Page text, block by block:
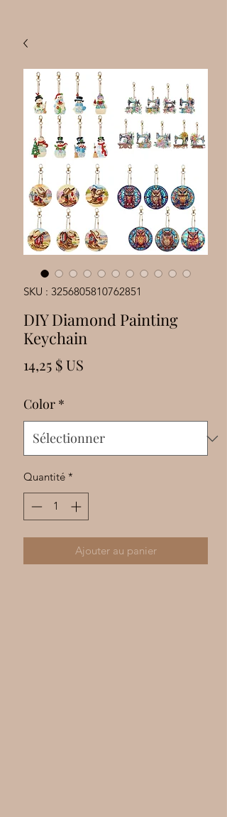
SKU : 3256805810762851
DIY Diamond Painting
Keychain
14,25 $ US
Color *
Quantité *
Ajouter au panier